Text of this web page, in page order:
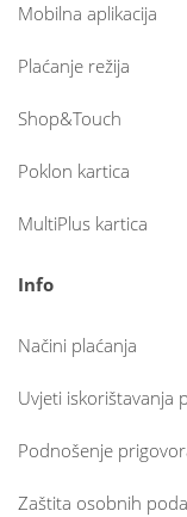
Mobilna aplikacija
Plaćanje režija
Shop&Touch
Poklon kartica
MultiPlus kartica
Info
Načini plaćanja
Uvjeti iskorištavanja
Podnošenje
Zaštita osobnih